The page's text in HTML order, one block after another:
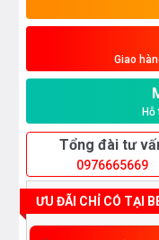
Giao
Tổng đài tư
0976665669
ƯU ĐÃI CHỈ CÓ TẠI